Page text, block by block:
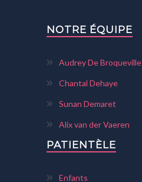
NOTRE ÉQUIPE
Audrey De Broqueville
Chantal Dehaye
Sunan Demaret
Alix van der Vaeren
PATIENTÈLE
Enfants